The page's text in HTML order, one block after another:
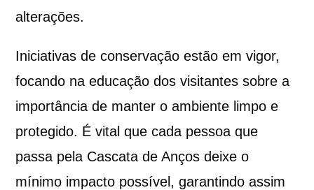
alterações.
Iniciativas de conservação estão em vigor,
focando na educação dos visitantes sobre a
importância de manter o ambiente limpo e
protegido. É vital que cada pessoa que
passa pela Cascata de Anços deixe o
mínimo impacto possível, garantindo assim